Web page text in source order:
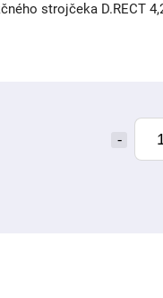
strojčeka D.RECT